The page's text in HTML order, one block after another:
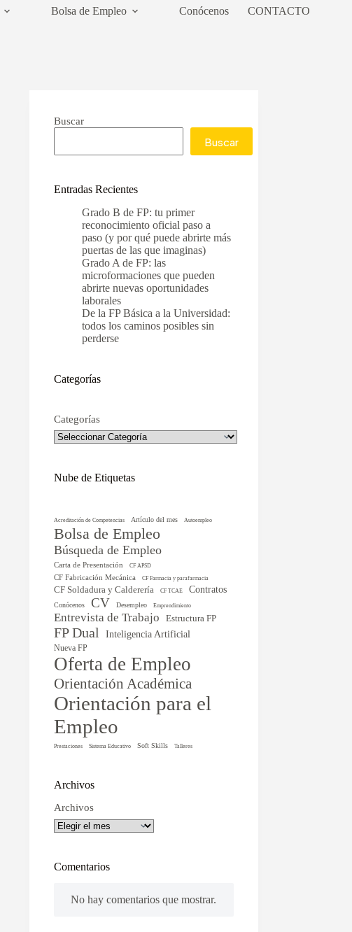
Bolsa de Empleo Conócenos CONTACTO
Buscar
Buscar
Entradas Recientes
Grado B de FP: tu primer
reconocimiento oficial paso a
paso (y por qué puede abrirte más
puertas de las que imaginas)
Grado A de FP: las
microformaciones que pueden
abrirte nuevas oportunidades
laborales
De la FP Básica a la Universidad:
todos los caminos posibles sin
perderse
Categorías
Categorías
Nube de Etiquetas
Acreditación de Competencias Artículo del mes Autoempleo
Bolsa de Empleo
Búsqueda de Empleo
Carta de Presentación CF APSD
CF Fabricación Mecánica CF Farmacia y parafarmacia
CF Soldadura y Calderería CF TCAE Contratos
Conócenos CV Desempleo Emprendimiento
Entrevista de Trabajo Estructura FP
FP Dual Inteligencia Artificial
Nueva FP
Oferta de Empleo
Orientación Académica
Orientación para el
Empleo
Prestaciones Sistema Educativo Soft Skills Talleres
Archivos
Archivos
Comentarios
No hay comentarios que mostrar.